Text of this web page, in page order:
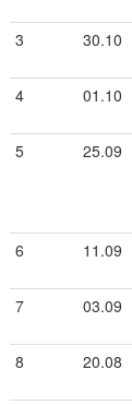
3 30.10
4 01.10
5 25.09
6 11.09
7 03.09
8 20.08